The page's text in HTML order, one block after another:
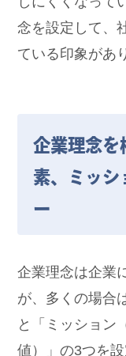
念を設定して、
ている印象があ
企業理念を
素、ミッシ
ー
企業理念は企業
が、多くの場合
と「ミッション
値）」の3つを